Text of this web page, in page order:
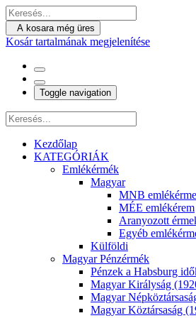
A kosara még üres
Kosár tartalmának megjelenítése
Toggle navigation
Kezdőlap
KATEGÓRIÁK
Emlékérmék
Magyar
MNB emlékérme
MÉE emlékérem
Aranyozott
Egyéb
Külföldi
Magyar Pénzérmék
Pénzek a Habsburg
Magyar Királyság
Magyar
Magyar Köztársaság